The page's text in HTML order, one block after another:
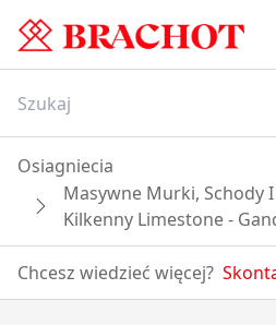
Osiagniecia
Masywne Murki, Schody
Kilkenny Limestone -
Chcesz wiedzieć więcej?